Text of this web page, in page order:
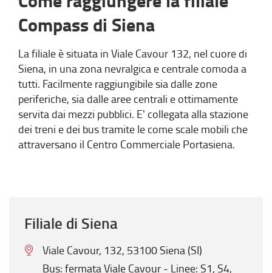
Compass di Siena
La filiale è situata in Viale Cavour 132, nel cuore di
Siena, in una zona nevralgica e centrale comoda a
tutti. Facilmente raggiungibile sia dalle zone
periferiche, sia dalle aree centrali e ottimamente
servita dai mezzi pubblici. E' collegata alla stazione
dei treni e dei bus tramite le come scale mobili che
attraversano il Centro Commerciale Portasiena.
Filiale di Siena
Viale Cavour, 132, 53100 Siena (SI)
Bus: fermata Viale Cavour - Linee: S1, S4,